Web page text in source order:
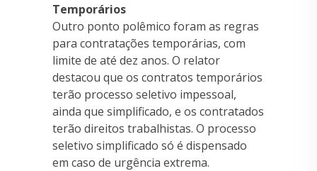
Temporários
Outro ponto polêmico foram as regras
para contratações temporárias, com
limite de até dez anos. O relator
destacou que os contratos temporários
terão processo seletivo impessoal,
ainda que simplificado, e os contratados
terão direitos trabalhistas. O processo
seletivo simplificado só é dispensado
em caso de urgência extrema.